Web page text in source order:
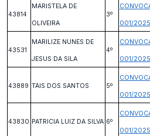
43814
MARISTELA DE
OLIVEIRA
3º
001/2025
43531
MARILIZE NUNES DE
JESUS DA SILA
4º
001/2025
43889 TAIS DOS SANTOS 5º
001/2025
43830 PATRICIA LUIZ DA SILVA 6º
001/2025